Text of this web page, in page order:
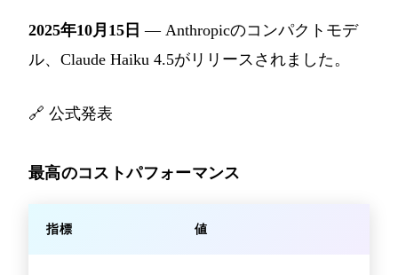
2025年10月15日 — Anthropicのコンパクトモデ
ル、Claude Haiku 4.5がリリースされました。
🔗 公式発表
最高のコストパフォーマンス
指標 値